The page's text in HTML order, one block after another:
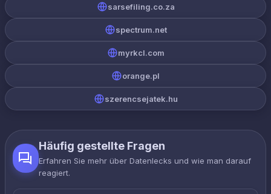
sarsefiling.co.za
spectrum.net
myrkcl.com
orange.pl
szerencsejatek.hu
Häufig gestellte Fragen
Erfahren Sie mehr über Datenlecks und wie man darauf
reagiert.